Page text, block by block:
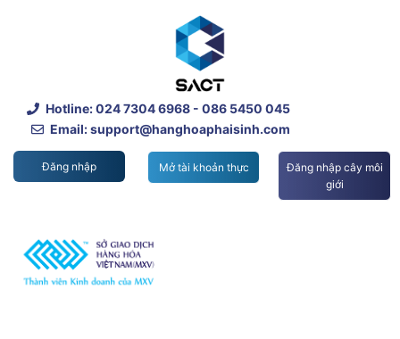
Hotline:024 7304 6968 - 086 5450 045
Email: support@hanghoaphaisinh.com
Đăng nhập Mở tài khoản thực
Đăng nhập cây môi
giới